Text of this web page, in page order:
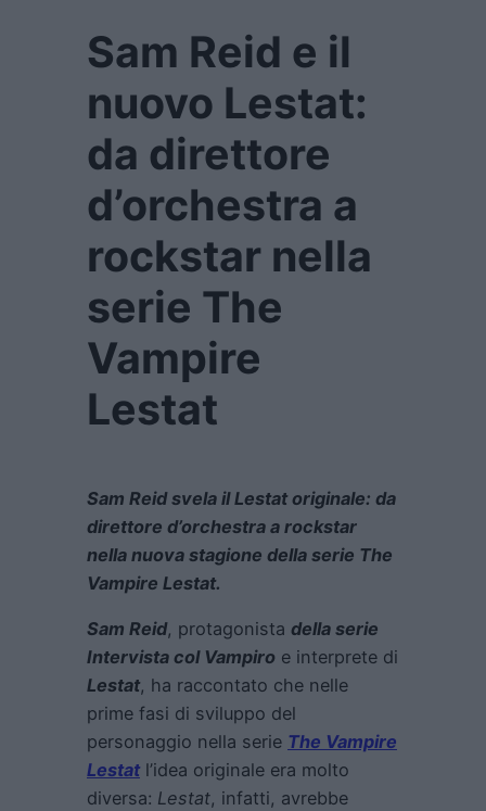
Sam Reid e il
nuovo Lestat:
da direttore
d’orchestra a
rockstar nella
serie The
Vampire
Lestat
Sam Reid svela il Lestat originale: da
direttore d’orchestra a rockstar
nella nuova stagione della serie The
Vampire Lestat.
Sam Reid, protagonista della serie
Intervista col Vampiro e interprete di
Lestat, ha raccontato che nelle
prime fasi di sviluppo del
personaggio nella serie The Vampire
Lestat l’idea originale era molto
diversa: Lestat, infatti, avrebbe